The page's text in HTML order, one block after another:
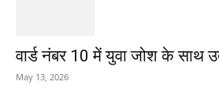
वार्ड नंबर 10 में युवा जोश के साथ
May 13, 2026